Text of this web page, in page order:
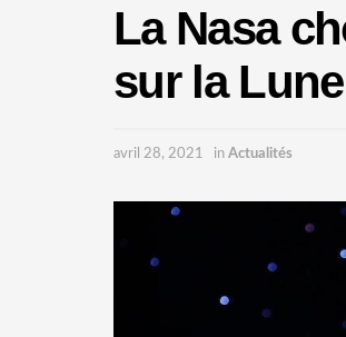
La Nasa
sur la
avril 28, 2021 in Actualités